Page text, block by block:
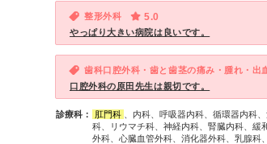
整形外科 5.0
やっぱり大きい病院は良いです。
歯科口腔外科・歯と歯茎の痛み・腫れ・出
口腔外科の原田先生は親切です。
診療科： 肛門科
、内科、呼吸器内科、循環器内科
科、リウマチ科、神経内科、腎臓内科、緩
外科、心臓血管外科、消化器外科、乳腺科